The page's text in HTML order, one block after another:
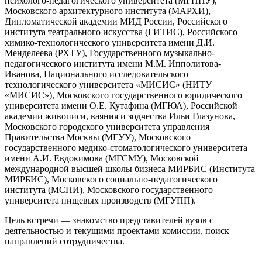
Московского архитектурного института (МАРХИ),
Дипломатической академии МИД России, Российского
института театрального искусства (ГИТИС), Российского
химико-технологического университета имени Д.И.
Менделеева (РХТУ), Государственного музыкально-
педагогического института имени М.М. Ипполитова-
Иванова, Национального исследовательского
технологического университета «МИСИС» (НИТУ
«МИСИС»), Московского государственного юридического
университета имени О.Е. Кутафина (МГЮА), Российской
академии живописи, ваяния и зодчества Ильи Глазунова,
Московского городского университета управления
Правительства Москвы (МГУУ), Московского
государственного медико-стоматологического университета
имени А.И. Евдокимова (МГСМУ), Московской
международной высшей школы бизнеса МИРБИС (Института
МИРБИС), Московского социально-педагогического
института (МСПИ), Московского государственного
университета пищевых производств (МГУПП).
Цель встречи — знакомство представителей вузов с
деятельностью и текущими проектами комиссии, поиск
направлений сотрудничества.